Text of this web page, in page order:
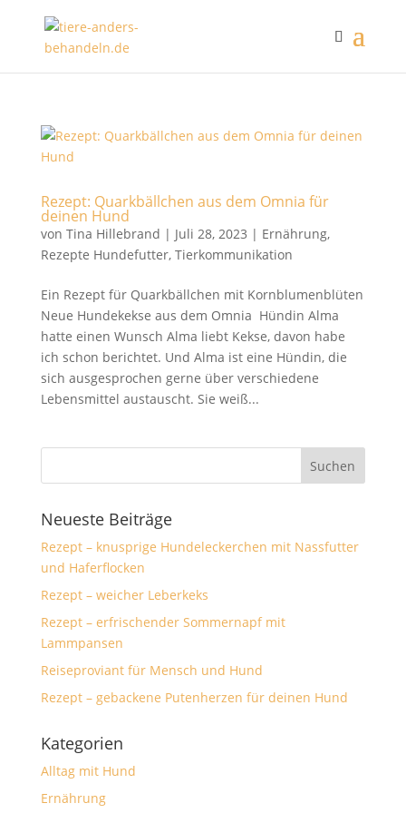
Rezept: Quarkbällchen aus dem Omnia für
deinen Hund
von Tina Hillebrand | Juli 28, 2023 | Ernährung,
Rezepte Hundefutter, Tierkommunikation
Ein Rezept für Quarkbällchen mit Kornblumenblüten
Neue Hundekekse aus dem Omnia Hündin Alma
hatte einen Wunsch Alma liebt Kekse, davon habe
ich schon berichtet. Und Alma ist eine Hündin, die
sich ausgesprochen gerne über verschiedene
Lebensmittel austauscht. Sie weiß...
Neueste Beiträge
Rezept – knusprige Hundeleckerchen mit Nassfutter
und Haferflocken
Rezept – weicher Leberkeks
Rezept – erfrischender Sommernapf mit
Lammpansen
Reiseproviant für Mensch und Hund
Rezept – gebackene Putenherzen für deinen Hund
Kategorien
Alltag mit Hund
Ernährung